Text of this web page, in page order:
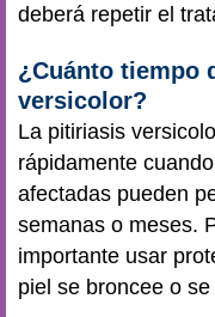
deberá repetir el
¿Cuánto tiempo
versicolor?
La pitiriasis
rápidamente
afectadas pueden
semanas o meses.
importante usar
piel se broncee o